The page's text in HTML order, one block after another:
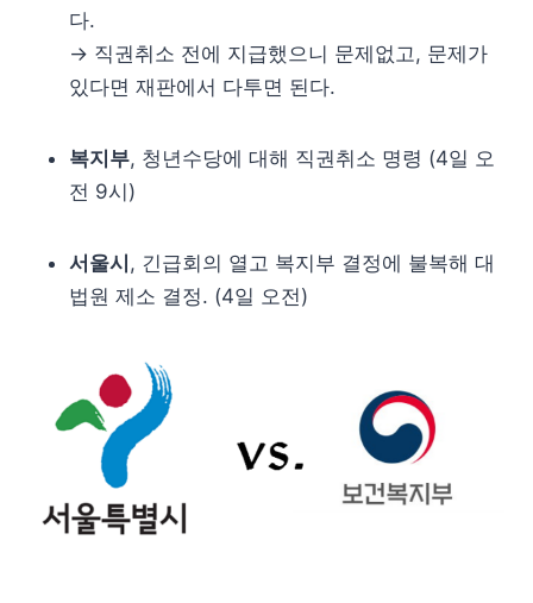
다.
→ 직권취소 전에 지급했으니 문제없고, 문제가
있다면 재판에서 다투면 된다.
복지부, 청년수당에 대해 직권취소 명령 (4일 오
전 9시)
서울시 , 긴급회의 열고 복지부 결정에 불복해 대
법원 제소 결정. (4일 오전)